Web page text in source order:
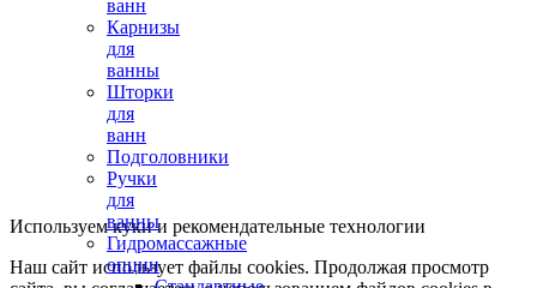
ванн
Карнизы
для
ванны
Шторки
для
ванн
Подголовники
Ручки
для
ванны
Гидромассажные
опции
Используем куки и рекомендательные технологии
Наш сайт использует файлы cookies. Продолжая просмотр